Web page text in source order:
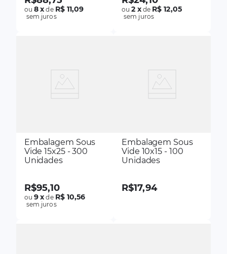
ou8x de R$ 11,09
sem juros
ou2 xde R$ 12,05
sem juros
Embalagem Sous
Vide 15x25 - 300
Unidades
R$95,10
ou9x de R$ 10,56
sem juros
Embalagem Sous
Vide 10x15 - 100
Unidades
R$17,94